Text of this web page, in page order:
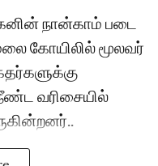
நான்காம் படை
கோயிலில் மூலவர்
வரிசையில்